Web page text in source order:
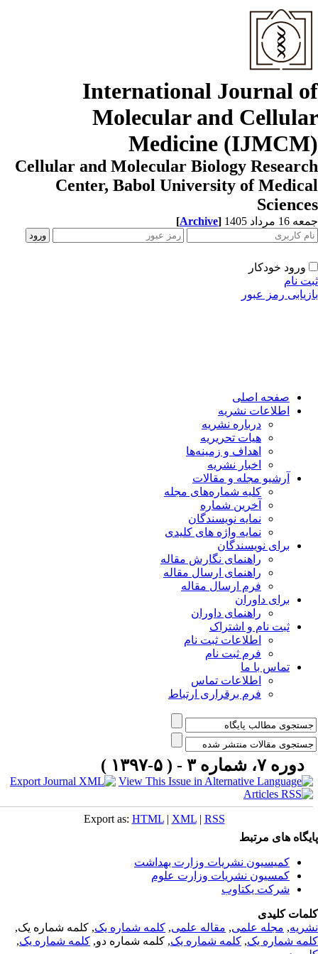
International Journal
Molecular and
Medicine
Cellular and Molecular Biology
Center, Babol University of
مرداد 1405 [Archive]
ورود خودکار
نام
رمز عبور
صفحه اصلی
اطلاعات نشریه
درباره نشریه
هیات تحریریه
اهداف و زمینه‌ها
اخبار نشریه
آرشیو مجله و مقالات
کلیه شماره‌های مجله
آخرین شماره
نمایه نویسندگان
نمایه واژه های کلیدی
برای نویسندگان
راهنمای نگارش مقاله
راهنمای ارسال مقاله
فرم ارسال مقاله
برای داوران
راهنمای داوران
ثبت نام و اشتراک
اطلاعات ثبت نام
فرم ثبت نام
تماس با ما
اطلاعات تماس
فرم برقراری ارتباط
دوره ۷، شماره ۳ - ( ۵-۱۳۹۷ )
Export as:HTML |XML|RSS
های مرتبط
کمیسیون نشریات وزارت بهداشت
کمسیون نشریات وزارت علوم
شرکت یکتاوب
کلیدی
,مجله علمی, مقاله علمی, کلمه شماره یک, کلمه شماره یک,
شماره یک,کلمه شماره یک, کلمه شماره دو,کلمه شماره یک,